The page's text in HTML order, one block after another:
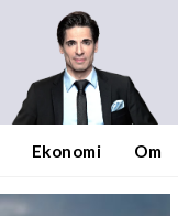
Ekonomi Om